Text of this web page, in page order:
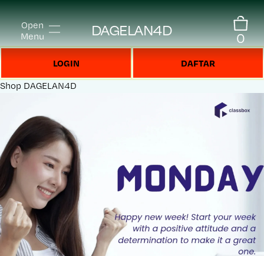
Open
Menu
DAGELAN4D 0
LOGIN DAFTAR
Shop DAGELAN4D